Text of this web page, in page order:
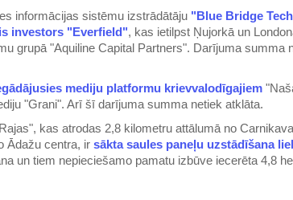
informācijas sistēmu izstrādātāju "Blue Bridge
investors "Everfield", kas ietilpst Ņujorkā un
grupā "Aquiline Capital Partners". Darījuma summa
mediju platformu krievvalodīgajiem
"Grani". Arī šī darījuma summa netiek atklāta.
kas atrodas 2,8 kilometru attālumā no
Ādažu centra, ir sākta saules paneļu uzstādīšana
un tiem nepieciešamo pamatu izbūve iecerēta 4,8